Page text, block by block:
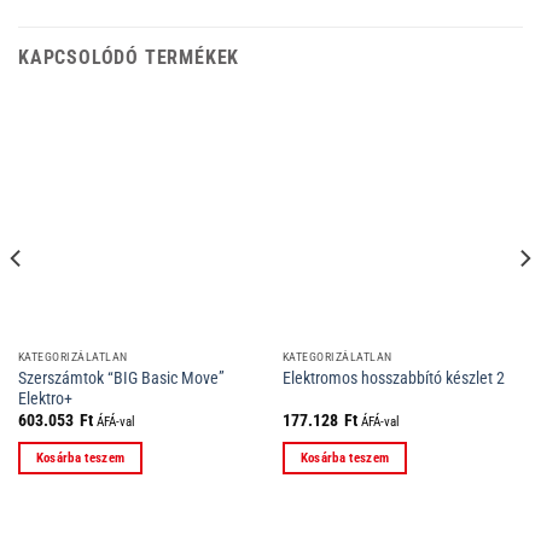
KAPCSOLÓDÓ TERMÉKEK
KATEGORIZÁLATLAN
Szerszámtok “BIG Basic Move”
Elektro+
603.053 Ft ÁFÁ-val
Kosárba teszem
KATEGORIZÁLATLAN
Elektromos hosszabbító készlet 2
177.128 Ft ÁFÁ-val
Kosárba teszem